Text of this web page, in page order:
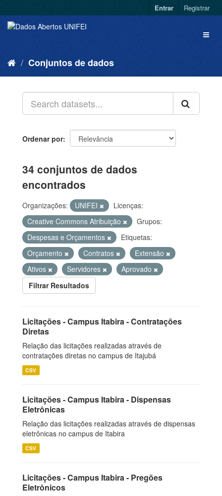
Entrar Registrar
Conjuntos de dados
Ordenar por
34 conjuntos de dados
encontrados
Organizações: UNIFEI
Licenças:
Creative Commons Atribuição
Grupos:
Despesas e Orçamentos
Etiquetas:
Orçamento
Contratos
Extensão
Ativos
Servidores
Aprovado
Filtrar Resultados
Licitações - Campus Itabira - Contratações
Diretas
Relação das licitações realizadas através de
contratações diretas no campus de Itajubá
CSV
Licitações - Campus Itabira - Dispensas
Eletrônicas
Relação das licitações realizadas através de dispensas
eletrônicas no campus de Itabira
CSV
Licitações - Campus Itabira - Pregões
Eletrônicos